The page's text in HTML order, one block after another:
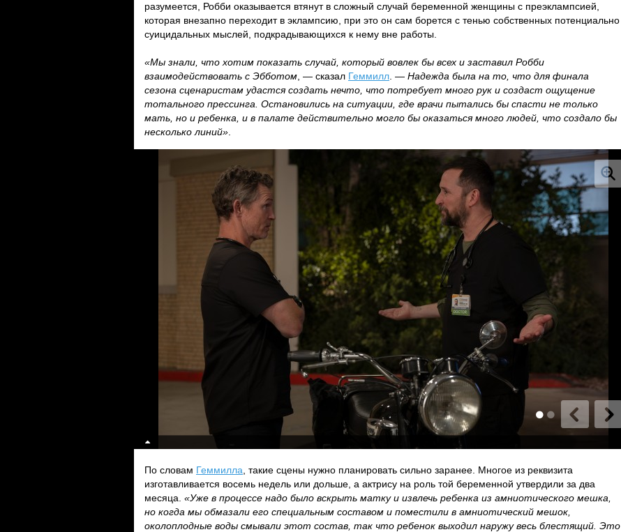
разумеется, Робби оказывается втянут в сложный случай беременной женщины с преэклампсией,
которая внезапно переходит в эклампсию, при это он сам борется с тенью собственных потенциально
суицидальных мыслей, подкрадывающихся к нему вне работы.
«Мы знали, что хотим показать случай, который вовлек бы всех и заставил Робби
взаимодействовать с Эбботом , — сказал Геммилл . — Надежда была на то, что для финала
сезона сценаристам удастся создать нечто, что потребует много рук и создаст ощущение
тотального прессинга. Остановились на ситуации, где врачи пытались бы спасти не только
мать, но и ребенка, и в палате действительно могло бы оказаться много людей, что создало бы
несколько линий»
По словам Геммилла , такие сцены нужно планировать сильно заранее. Многое из реквизита
изготавливается восемь недель или дольше, а актрису на роль той беременной утвердили за два
месяца. «Уже в процессе надо было вскрыть матку и извлечь ребенка из амниотического мешка,
но когда мы обмазали его специальным составом и поместили в амниотический мешок,
околоплодные воды смывали этот состав, так что ребенок выходил наружу весь блестящий. Это